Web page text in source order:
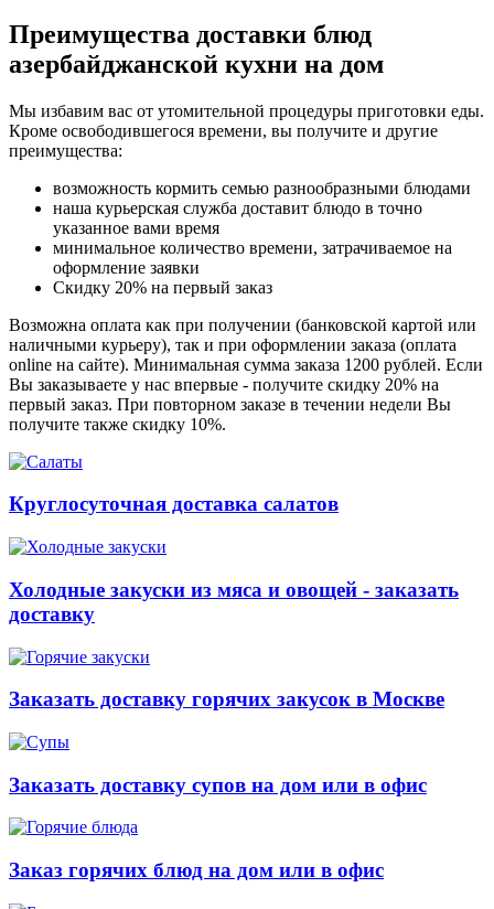
Преимущества доставки блюд
азербайджанской кухни на дом
Мы избавим вас от утомительной процедуры приготовки еды.
Кроме освободившегося времени, вы получите и другие
преимущества:
возможность кормить семью разнообразными блюдами
наша курьерская служба доставит блюдо в точно
указанное вами время
минимальное количество времени, затрачиваемое на
оформление заявки
Скидку 20% на первый заказ
Возможна оплата как при получении (банковской картой или
наличными курьеру), так и при оформлении заказа (оплата
online на сайте). Минимальная сумма заказа 1200 рублей. Если
Вы заказываете у нас впервые - получите скидку 20% на
первый заказ. При повторном заказе в течении недели Вы
получите также скидку 10%.
Круглосуточная доставка салатов
Холодные закуски из мяса и овощей - заказать
доставку
Заказать доставку горячих закусок в Москве
Заказать доставку супов на дом или в офис
Заказ горячих блюд на дом или в офис